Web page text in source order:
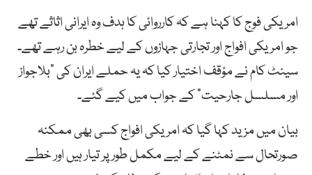
امریکی فوج کا کہنا ہے کہ کارروائی کا ہدف وہ ایرانی اثاثے تھے
جو امریکی افواج اور تجارتی جہازوں کے لیے خطرہ بن رہے تھے۔
سینٹ کام نے مؤقف اختیار کیا کہ یہ حملے ایران کی “بلاجواز
اور مسلسل جارحیت” کے جواب میں کیے گئے۔
بیان میں مزید کہا گیا کہ امریکی افواج کسی بھی ممکنہ
صورتحال سے نمٹنے کے لیے مکمل طور پر تیار ہیں اور خطے